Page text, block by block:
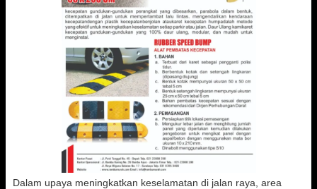
Dalam upaya meningkatkan keselamatan di jalan raya, area